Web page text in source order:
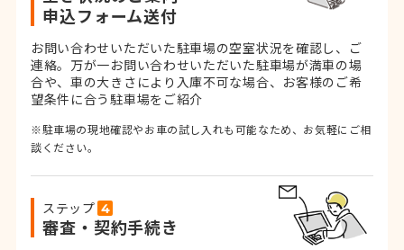
申込フォーム送付
お問い合わせいただいた駐車場の空室状況を確認し、ご
連絡。 万が一お問い合わせいただいた駐車場が満車の場
合や、車の大きさにより入庫不可な場合、お客様のご希
望条件に合う駐車場をご紹介
※駐車場の現地確認やお車の試し入れも可能なため、お気軽にご相
談ください。
ステップ
審査・契約手続き